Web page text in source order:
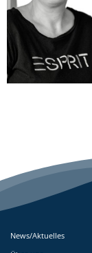
News/Aktuelles